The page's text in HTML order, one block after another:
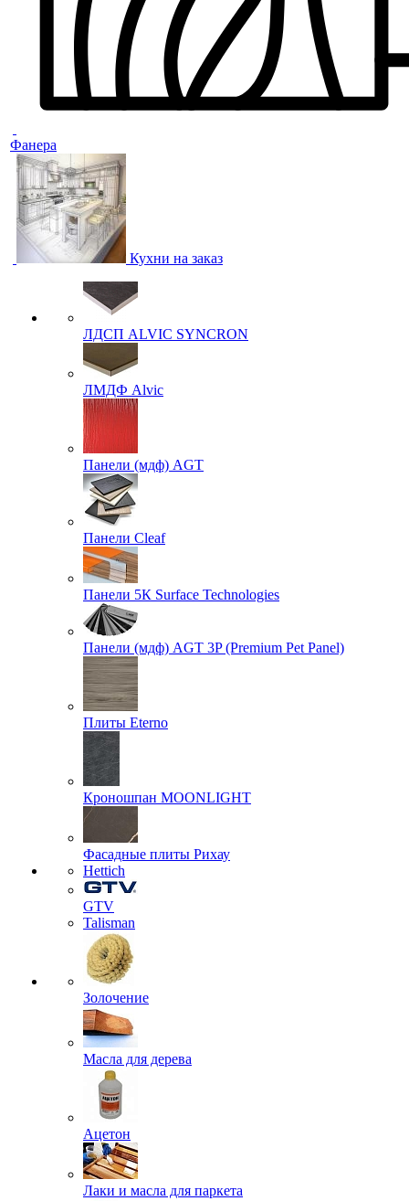
Фанера
Кухни на заказ
ЛДСП ALVIC SYNCRON
ЛМДФ Alvic
Панели (мдф) AGT
Панели Cleaf
Панели 5К Surface Technologies
Панели (мдф) AGT 3P (Premium Pet Panel)
Плиты Eterno
Кроношпан MOONLIGHT
Фасадные плиты Рихау
Hettich
GTV
Talisman
Золочение
Масла для дерева
Ацетон
Лаки и масла для паркета